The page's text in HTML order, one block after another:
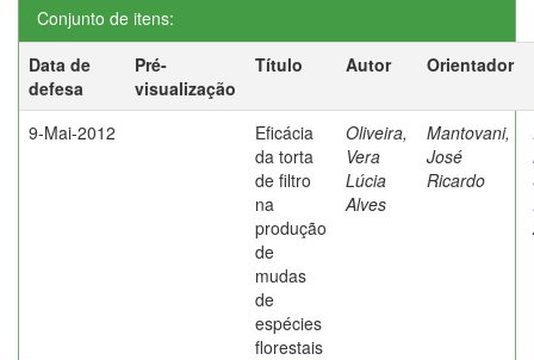
Conjunto de itens:
Data de
defesa
Pré-
visualização
Título Autor Orientador
9-Mai-2012
Eficácia
da torta
de filtro
na
produção
de
mudas
de
espécies
florestais
Oliveira,
Vera
Lúcia
Alves
Mantovani,
José
Ricardo